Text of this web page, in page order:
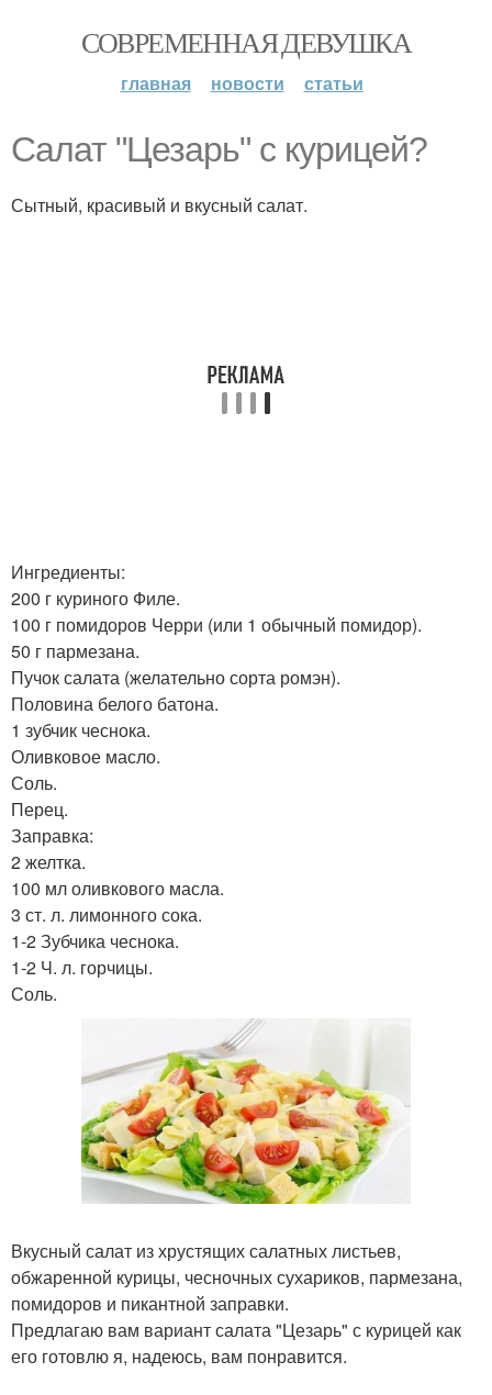
СОВРЕМЕННАЯ ДЕВУШКА
главная новости статьи
Салат "Цезарь" с курицей?
Сытный, красивый и вкусный салат.
Ингредиенты:
200 г куриного Филе.
100 г помидоров Черри (или 1 обычный помидор).
50 г пармезана.
Пучок салата (желательно сорта ромэн).
Половина белого батона.
1 зубчик чеснока.
Оливковое масло.
Соль.
Перец.
Заправка:
2 желтка.
100 мл оливкового масла.
3 ст. л. лимонного сока.
1-2 Зубчика чеснока.
1-2 Ч. л. горчицы.
Соль.
Вкусный салат из хрустящих салатных листьев,
обжаренной курицы, чесночных сухариков, пармезана,
помидоров и пикантной заправки.
Предлагаю вам вариант салата "Цезарь" с курицей как
его готовлю я, надеюсь, вам понравится.